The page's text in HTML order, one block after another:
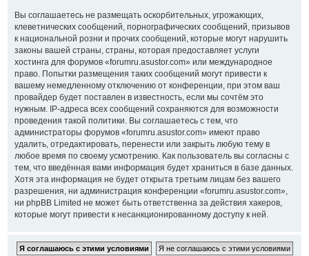
Вы соглашаетесь не размещать оскорбительных, угрожающих,
клеветнических сообщений, порнографических сообщений, призывов
к национальной розни и прочих сообщений, которые могут нарушить
законы вашей страны, страны, которая предоставляет услуги
хостинга для форумов «forumru.asustor.com» или международное
право. Попытки размещения таких сообщений могут привести к
вашему немедленному отключению от конференции, при этом ваш
провайдер будет поставлен в известность, если мы сочтём это
нужным. IP-адреса всех сообщений сохраняются для возможности
проведения такой политики. Вы соглашаетесь с тем, что
администраторы форумов «forumru.asustor.com» имеют право
удалить, отредактировать, перенести или закрыть любую тему в
любое время по своему усмотрению. Как пользователь вы согласны с
тем, что введённая вами информация будет храниться в базе данных.
Хотя эта информация не будет открыта третьим лицам без вашего
разрешения, ни администрация конференции «forumru.asustor.com»,
ни phpBB Limited не может быть ответственна за действия хакеров,
которые могут привести к несанкционированному доступу к ней.